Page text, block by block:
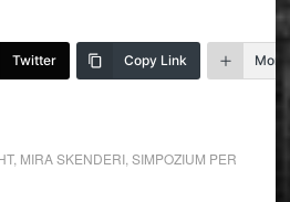
Twitter Copy Link More
, MIRA SKENDERI, SIMPOZIUM PER